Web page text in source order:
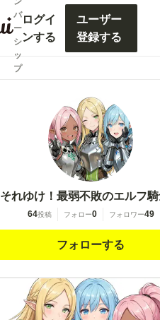
バ
ー
シ
ッ
プ
ログイ
ンする
ユーザー
登録する
それゆけ！最弱不敗のエルフ
64投稿 フォロー0 フォロワー49
フォローする